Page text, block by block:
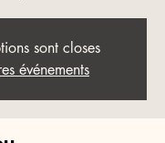
sont closes
événements